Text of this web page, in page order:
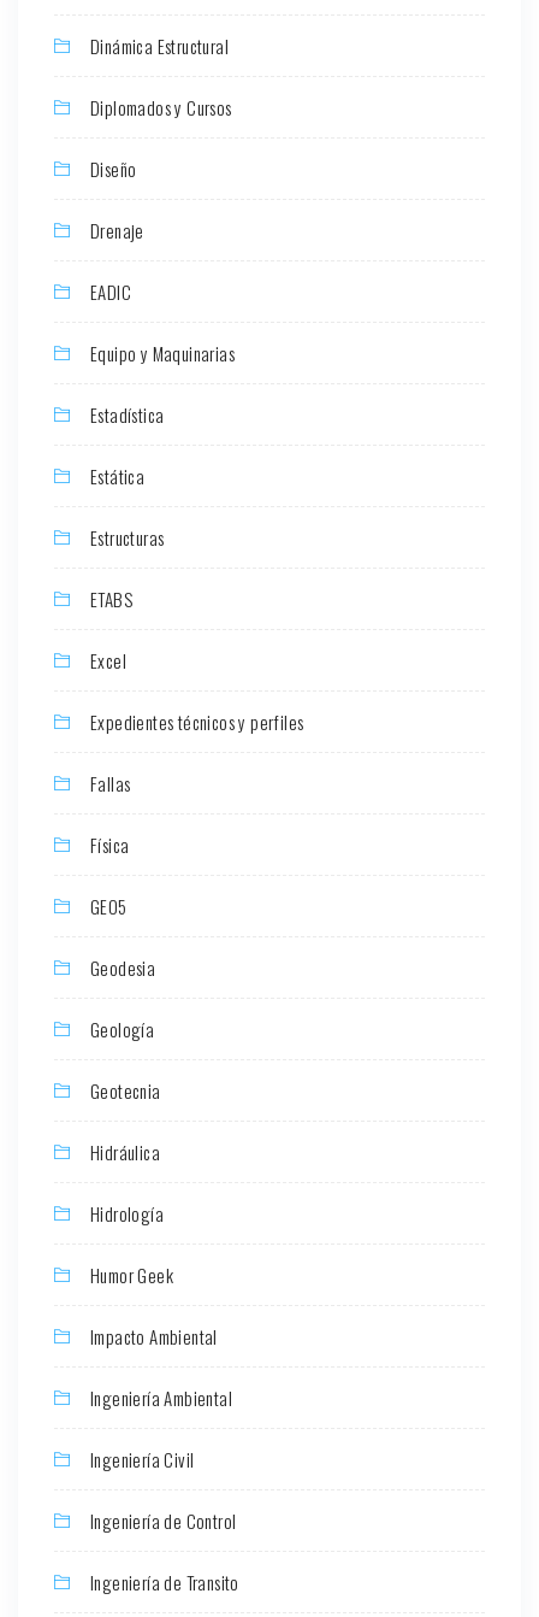
Dinámica Estructural
Diplomados y Cursos
Diseño
Drenaje
EADIC
Equipo y Maquinarias
Estadística
Estática
Estructuras
ETABS
Excel
Expedientes técnicos y perfiles
Fallas
Física
GEO5
Geodesia
Geología
Geotecnia
Hidráulica
Hidrología
Humor Geek
Impacto Ambiental
Ingeniería Ambiental
Ingeniería Civil
Ingeniería de Control
Ingeniería de Transito